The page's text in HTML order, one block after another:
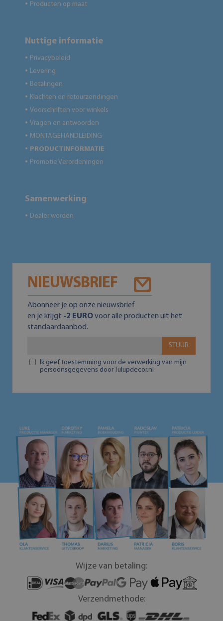
● Producten op maat
Nuttige informatie
● Privacybeleid
● Levering
● Betalingen
● Klachten en retourzendingen
● Voorschriften voor winkels
● Vragen en antwoorden
● MONTAGEHANDLEIDING
● PRODUCTINFORMATIE
● Promotie Verordeningen
Samenwerking
● Dealer worden
NIEUWSBRIEF
Abonneer je op onze nieuwsbrief
en je krijgt -2 EUROvoor alle producten uit het
standaardaanbod.
STUUR
Ik geef toestemming voor de verwerking van mijn
persoonsgegevens door Tulupdecor.nl
Wijze van betaling:
Verzendmethode: